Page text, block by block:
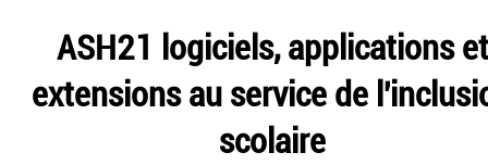
ASH21 logiciels, applications et
extensions au service de
scolaire